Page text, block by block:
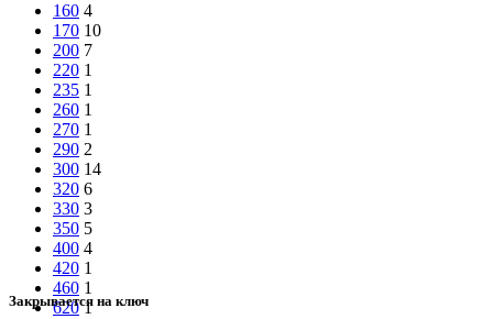
160 4
170 10
200 7
220 1
235 1
260 1
270 1
290 2
300 14
320 6
330 3
350 5
400 4
420 1
460 1
620 1
Закрывается на ключ